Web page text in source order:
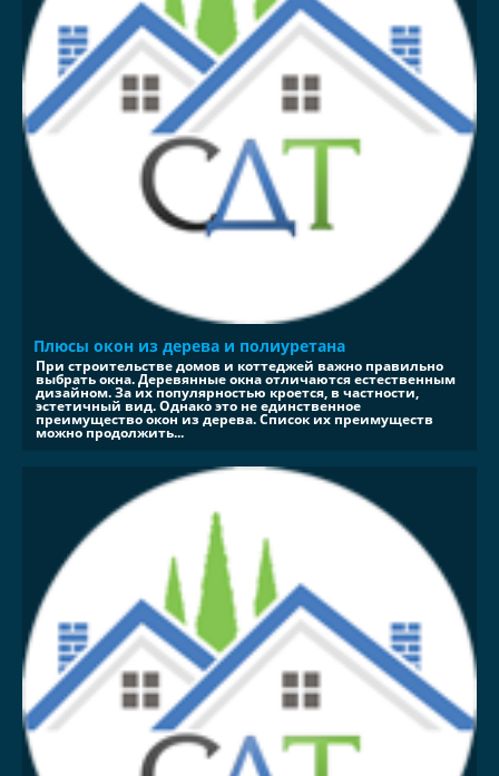
Плюсы окон из дерева и полиуретана
При строительстве домов и коттеджей важно правильно
выбрать окна. Деревянные окна отличаются естественным
дизайном. За их популярностью кроется, в частности,
эстетичный вид. Однако это не единственное
преимущество окон из дерева. Список их преимуществ
можно продолжить...